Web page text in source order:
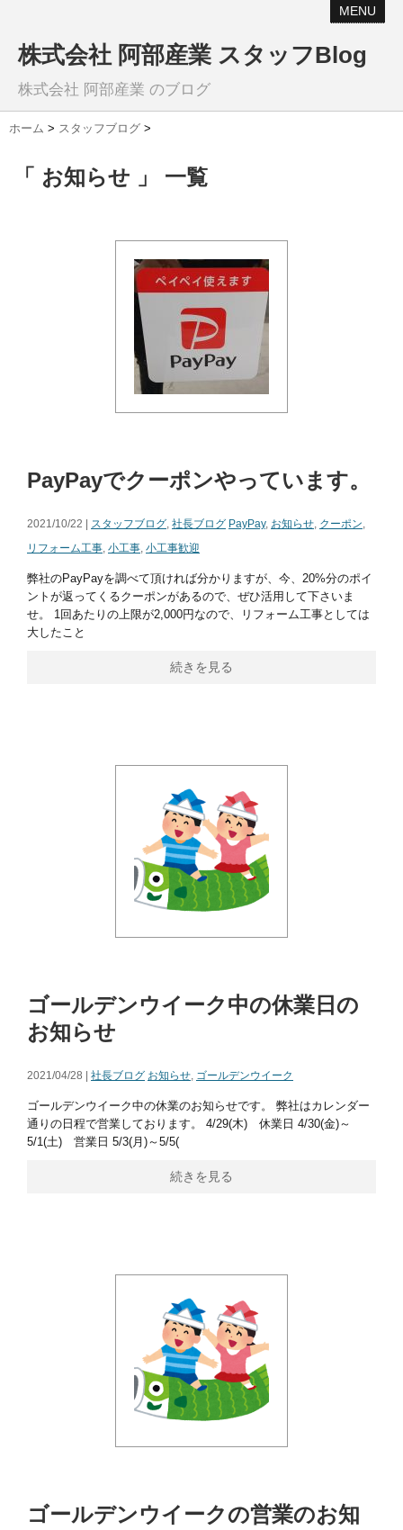
MENU
株式会社 阿部産業 スタッフBlog
株式会社 阿部産業 のブログ
ホーム > スタッフブログ >
「 お知らせ 」 一覧
PayPayでクーポンやっています。
2021/10/22 | スタッフブログ, 社長ブログ PayPay, お知らせ, クーポン,
リフォーム工事, 小工事, 小工事歓迎
弊社のPayPayを調べて頂ければ分かりますが、今、20%分のポイ
ントが返ってくるクーポンがあるので、ぜひ活用して下さいま
せ。 1回あたりの上限が2,000円なので、リフォーム工事としては
大したこと
続きを見る
ゴールデンウイーク中の休業日の
お知らせ
2021/04/28 | 社長ブログ お知らせ, ゴールデンウイーク
ゴールデンウイーク中の休業のお知らせです。 弊社はカレンダー
通りの日程で営業しております。 4/29(木) 休業日 4/30(金)～
5/1(土) 営業日 5/3(月)～5/5(
続きを見る
ゴールデンウイークの営業のお知